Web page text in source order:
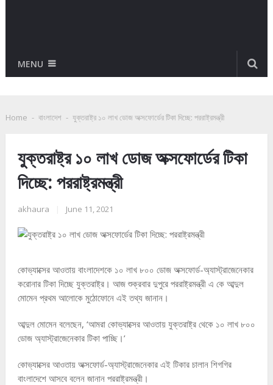
MENU
Home - বাংলাদেশ - যুক্তরাষ্ট্র ১০ লাখ ডোজ অক্সফোর্ডের টিকা দিচ্ছে: পররাষ্ট্রমন্ত্রী
যুক্তরাষ্ট্র ১০ লাখ ডোজ অক্সফোর্ডের টিকা
দিচ্ছে: পররাষ্ট্রমন্ত্রী
akhaura June 11, 2021
কোভ্যাক্সের আওতায় বাংলাদেশকে ১০ লাখ ৮০০ ডোজ অক্সফোর্ড-অ্যাস্ট্রাজেনেকার
করোনার টিকা দিচ্ছে যুক্তরাষ্ট্র। আজ শুক্রবার দুপুরে পররাষ্ট্রমন্ত্রী এ কে আব্দুল
মোমেন প্রথম আলোকে মুঠোফোনে এই তথ্য জানান।
আব্দুল মোমেন বলেছেন, ‘আমরা কোভ্যাক্সের আওতায় যুক্তরাষ্ট্র থেকে ১০ লাখ ৮০০
ডোজ অ্যাস্ট্রাজেনেকার টিকা পাচ্ছি।’
কোভ্যাক্সের আওতায় অক্সফোর্ড-অ্যাস্ট্রাজেনেকার এই টিকার চালান শিগগির
বাংলাদেশে আসবে বলেন জানান পররাষ্ট্রমন্ত্রী।